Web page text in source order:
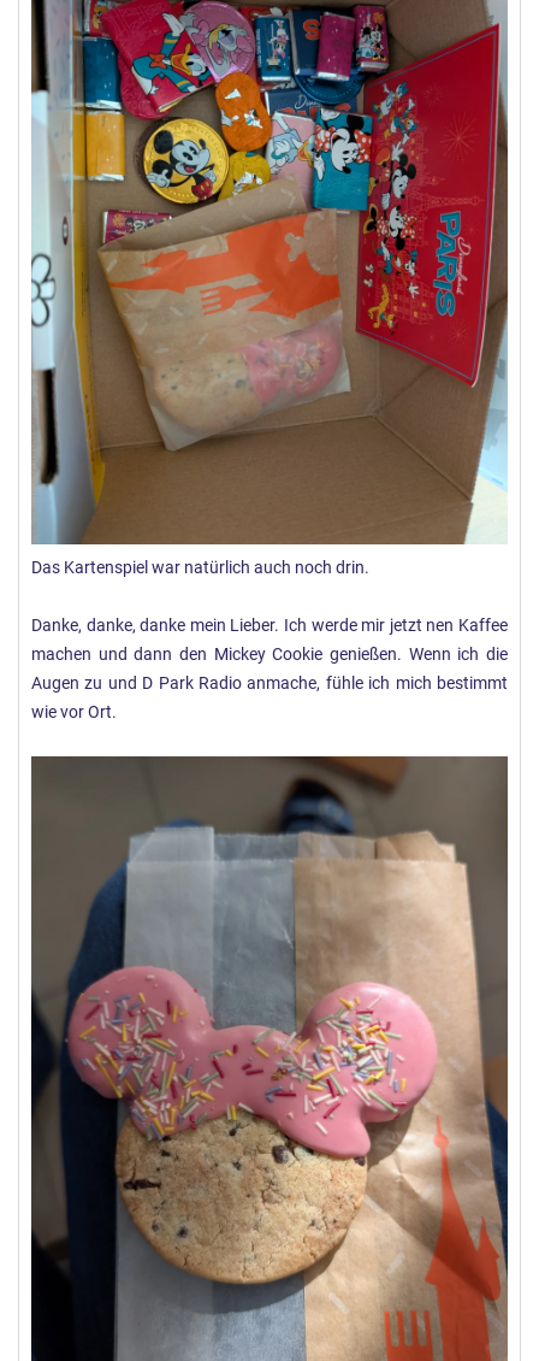
Das Kartenspiel war natürlich auch noch drin.
Danke, danke, danke mein Lieber. Ich werde mir jetzt nen Kaffee
machen und dann den Mickey Cookie genießen. Wenn ich die
Augen zu und D Park Radio anmache, fühle ich mich bestimmt
wie vor Ort.